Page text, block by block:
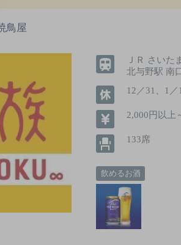
鳥屋
ＪＲ さいた
北与野駅 南
12／31、1／1
2,000円以上
133席
飲めるお酒